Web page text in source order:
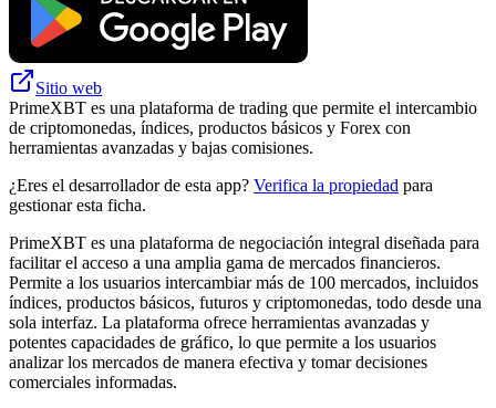
Sitio web
PrimeXBT es una plataforma de trading que permite el intercambio
de criptomonedas, índices, productos básicos y Forex con
herramientas avanzadas y bajas comisiones.
¿Eres el desarrollador de esta app? Verifica la propiedad para
gestionar esta ficha.
PrimeXBT es una plataforma de negociación integral diseñada para
facilitar el acceso a una amplia gama de mercados financieros.
Permite a los usuarios intercambiar más de 100 mercados, incluidos
índices, productos básicos, futuros y criptomonedas, todo desde una
sola interfaz. La plataforma ofrece herramientas avanzadas y
potentes capacidades de gráfico, lo que permite a los usuarios
analizar los mercados de manera efectiva y tomar decisiones
comerciales informadas.